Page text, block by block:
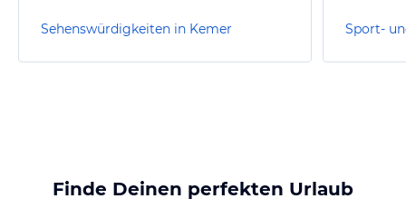
Sehenswürdigkeiten in Kemer Sport-
Finde Deinen perfekten Urlaub